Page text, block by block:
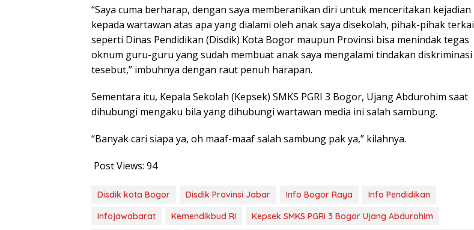
“Saya cuma berharap, dengan saya memberanikan diri untuk menceritakan kejadian
kepada wartawan atas apa yang dialami oleh anak saya disekolah, pihak-pihak
seperti Dinas Pendidikan (Disdik) Kota Bogor maupun Provinsi bisa menindak tegas
oknum guru-guru yang sudah membuat anak saya mengalami tindakan diskriminasi
tesebut,” imbuhnya dengan raut penuh harapan.
Sementara itu, Kepala Sekolah (Kepsek) SMKS PGRI 3 Bogor, Ujang Abdurohim saat
dihubungi mengaku bila yang dihubungi wartawan media ini salah sambung.
“Banyak cari siapa ya, oh maaf-maaf salah sambung pak ya,” kilahnya.
Post Views: 94
Disdik kota Bogor Disdik Provinsi Jabar Info Bogor Raya
Info Pendidikan
Infojawabarat
Kemendikbud RI
Kepsek SMKS PGRI 3 Bogor Ujang Abdurohim